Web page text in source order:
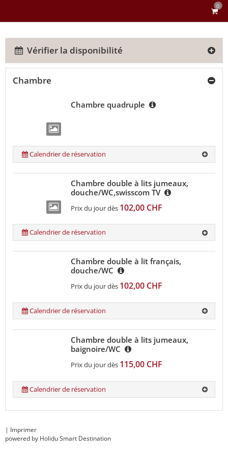
0
Vérifier la disponibilité
Chambre
Chambre quadruple
Calendrier de réservation
Chambre double à lits jumeaux,
douche/WC,swisscom TV
Prix du jour dès 102,00 CHF
Calendrier de réservation
Chambre double à lit français,
douche/WC
Prix du jour dès 102,00 CHF
Calendrier de réservation
Chambre double à lits jumeaux,
baignoire/WC
Prix du jour dès 115,00 CHF
Calendrier de réservation
| Imprimer
powered by Holidu Smart Destination